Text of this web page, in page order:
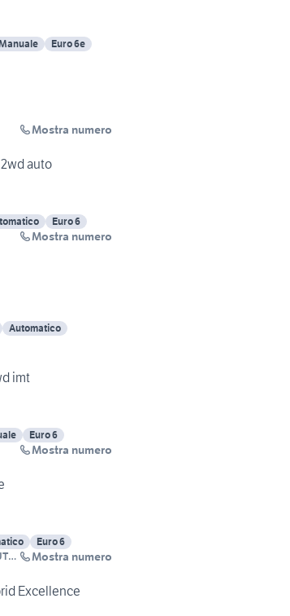
Euro 6e
Mostra numero
auto
Euro 6
Mostra numero
Automatico
imt
Euro 6
Mostra numero
Euro 6
Mostra numero
Excellence